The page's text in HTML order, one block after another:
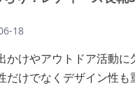
18
かけやアウトドア活動に
だけでなくデザイン性も